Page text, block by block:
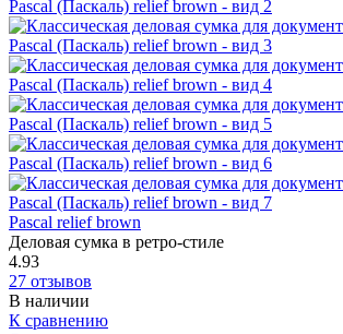
Pascal relief brown
Деловая сумка в ретро-стиле
4.93
27 отзывов
В наличии
К сравнению